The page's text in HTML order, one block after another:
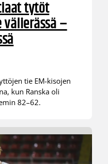
tytöt
–
tie EM-kisojen
kun Ranska oli
82–62.